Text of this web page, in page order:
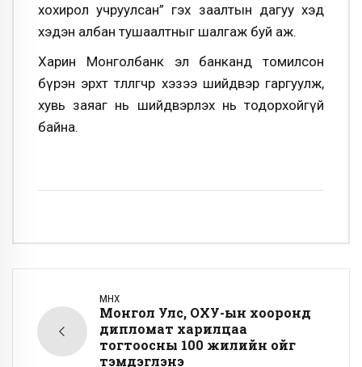
хохирол учруулсан” гэх заалтын дагуу хэд
хэдэн албан тушаалтныг шалгаж буй аж.
Харин Монголбанк эл банканд томилсон
бүрэн эрхт төлөөлөгчөөр хэзээ шийдвэр гаргуулж,
хувь заяаг нь шийдвэрлэх нь тодорхойгүй
байна.
ӨМНӨХ
Монгол Улс, ОХУ-ын хооронд
дипломат харилцаа
тогтоосны 100 жилийн ойг
тэмдэглэнэ